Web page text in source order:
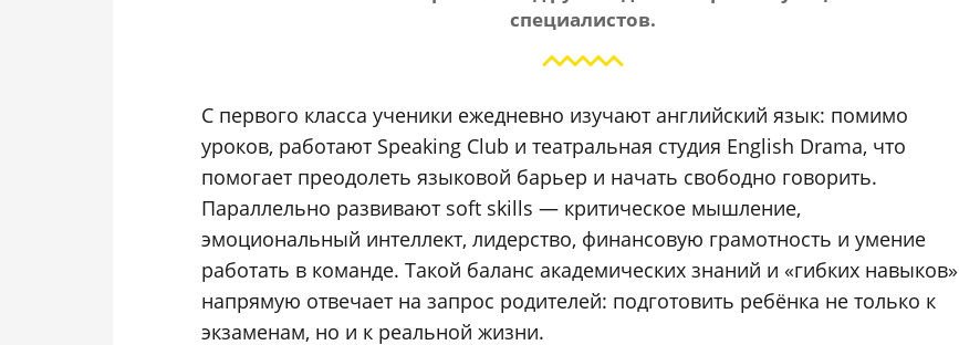
специалистов.
С первого класса ученики ежедневно изучают английский язык: помимо
уроков, работают Speaking Club и театральная студия English Drama, что
помогает преодолеть языковой барьер и начать свободно говорить.
Параллельно развивают soft skills — критическое мышление,
эмоциональный интеллект, лидерство, финансовую грамотность и умение
работать в команде. Такой баланс академических знаний и «гибких навыков»
напрямую отвечает на запрос родителей: подготовить ребёнка не только к
экзаменам, но и к реальной жизни.